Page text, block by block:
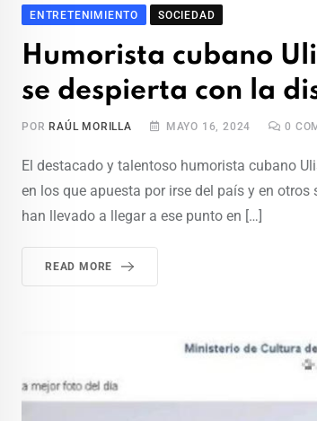
ENTRETENIMIENTO SOCIEDAD
Humorista cubano
se despierta con la
POR RAÚL MORILLA MAYO 16, 2024 0
El destacado y talentoso humorista cubano
en los que apuesta por irse del país y en
han llevado a llegar a ese punto en […]
READ MORE